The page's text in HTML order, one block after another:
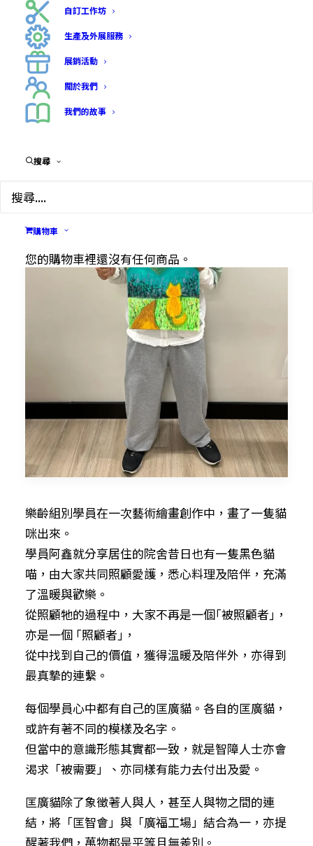
自訂工作坊
生產及外展服務
展銷活動
關於我們
我們的故事
搜尋
購物車
您的購物車裡還沒有任何商品。
樂齡組別學員在一次藝術繪畫創作中，畫了一隻貓
咪出來。
學員阿鑫就分享居住的院舍昔日也有一隻黑色貓
喵，由大家共同照顧愛護，悉心料理及陪伴，充滿
了溫暖與歡樂。
從照顧牠的過程中，大家不再是一個｢被照顧者｣，
亦是一個 ｢照顧者｣，
從中找到自己的價值，獲得溫暖及陪伴外，亦得到
最真摯的連繫。
每個學員心中都有自己的匡廣貓。各自的匡廣貓，
或許有著不同的模樣及名字。
但當中的意識形態其實都一致，就是智障人士亦會
渴求「被需要」、亦同樣有能力去付出及愛。
匡廣貓除了象徵著人與人，甚至人與物之間的連
結，將「匡智會」與「廣福工場」結合為一，亦提
醒著我們，萬物都是平等且無差別。